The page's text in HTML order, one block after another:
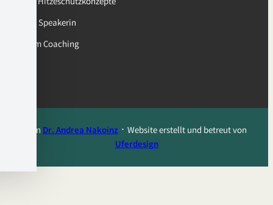
… als Speakerin
… zum Coaching
Von Dr. Andrea Nakoinz ᛫ Website erstellt und betreut von
Uferdesign